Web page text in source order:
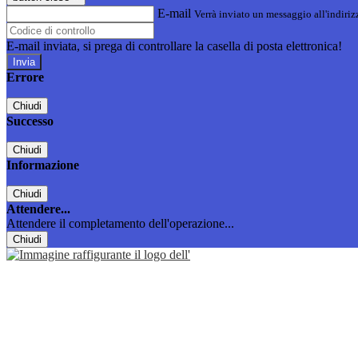
E-mail Verrà inviato un messaggio
E-mail inviata, si prega di controllare la casella di posta elettronica!
Errore
Chiudi
Successo
Chiudi
Informazione
Chiudi
Attendere...
Attendere il completamento dell'operazione...
Chiudi